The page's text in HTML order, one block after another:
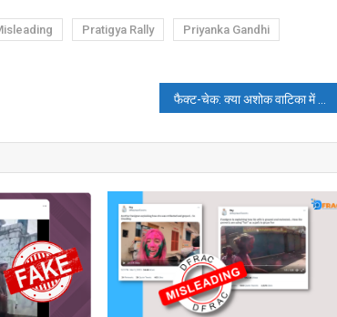
Pratigya Rally
Priyanka Gandhi
फैक्ट-चेक: क्या अशोक वाटिका में सीता से जुड़ी चट्टान अयोध्या लाई गई?